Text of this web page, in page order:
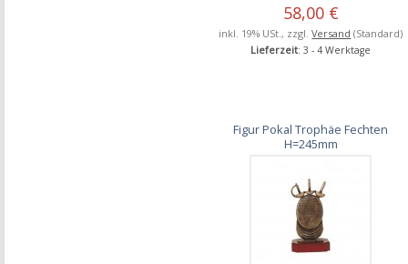
58,00 €
inkl. 19% USt., zzgl.Versand (Standard)
Lieferzeit: 3 - 4 Werktage
Figur Pokal Trophäe Fechten
H=245mm